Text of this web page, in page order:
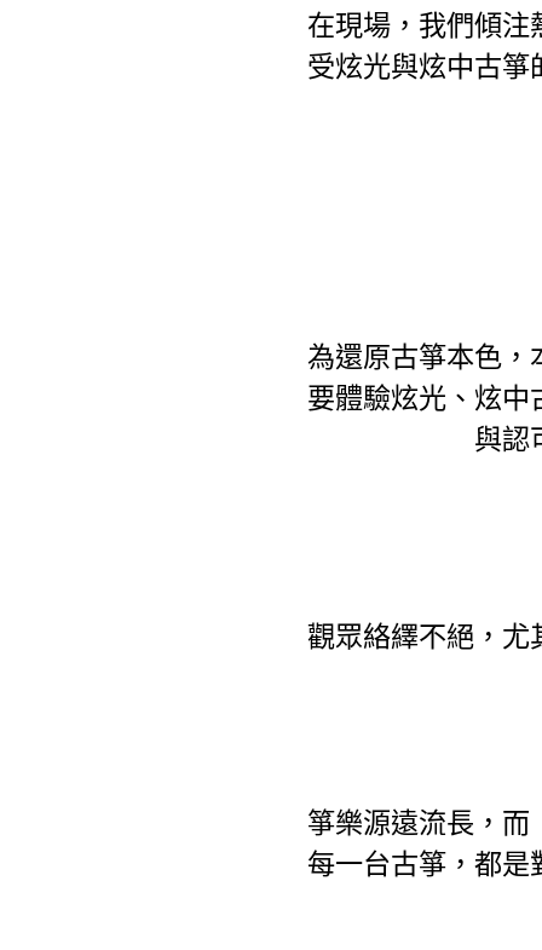
在現場，我們傾
受炫光與炫中古
為還原古箏本色，
要體驗炫光、炫中
與認
觀眾絡繹不絕，尤
箏樂源遠流長，而
每一台古箏，都是